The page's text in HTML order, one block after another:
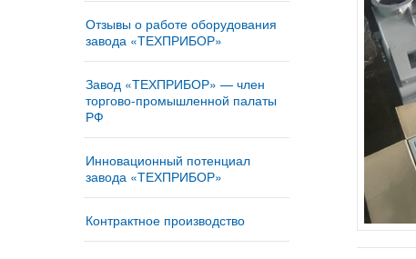
Отзывы о работе оборудования
завода «ТЕХПРИБОР»
Завод «ТЕХПРИБОР» — член
торгово-промышленной палаты
РФ
Инновационный потенциал
завода «ТЕХПРИБОР»
Контрактное производство